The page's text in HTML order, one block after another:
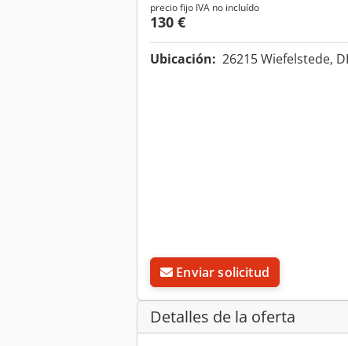
precio fijo IVA no incluído
130 €
Ubicación: 26215 Wiefelstede,
Enviar solicitud
Detalles de la oferta